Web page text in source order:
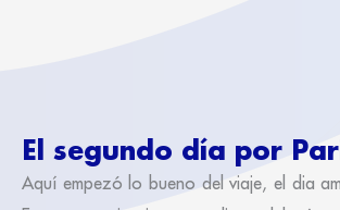
El segundo día por
Aquí empezó lo bueno del viaje, el dia